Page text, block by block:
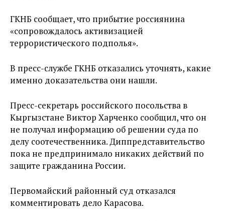
ГКНБ сообщает, что прибытие россиянина
«сопровождалось активизацией
террористического подполья».
В пресс-службе ГКНБ отказались уточнять, какие
именно доказательства они нашли.
Пресс-секретарь российского посольства в
Кыргызстане Виктор Харченко сообщил, что он
не получал информацию об решении суда по
делу соотечественника. Диппредставительство
пока не предпринимало никаких действий по
защите гражданина России.
Первомайский районный суд отказался
комментировать дело Карасова.